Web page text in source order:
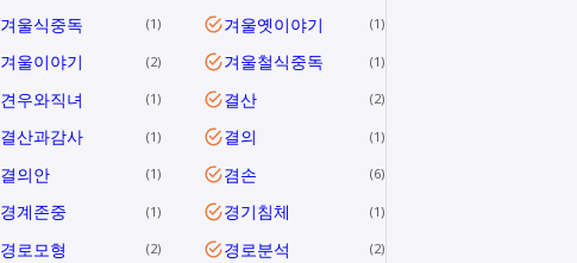
겨울식중독 1 겨울옛이야기 1
겨울이야기 2 겨울철식중독 1
견우와직녀 1 결산 2
결산과감사 1 결의 1
결의안 1 겸손 6
경계존중 1 경기침체 1
경로모형 2 경로분석 2